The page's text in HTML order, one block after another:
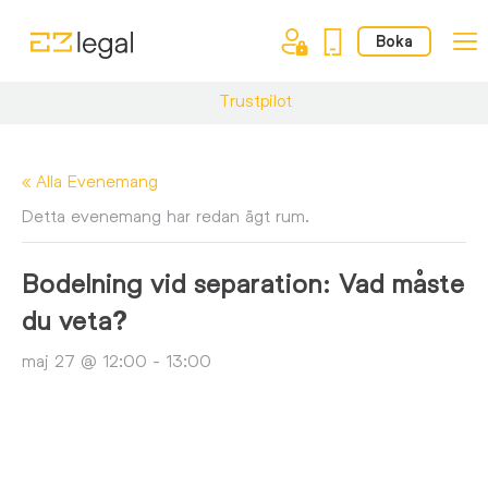
Boka
Trustpilot
« Alla Evenemang
Detta evenemang har redan ägt rum.
Bodelning vid separation: Vad måste
du veta?
maj 27 @ 12:00 - 13:00